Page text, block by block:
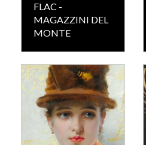
FLAC -
MAGAZZINI DEL
MONTE